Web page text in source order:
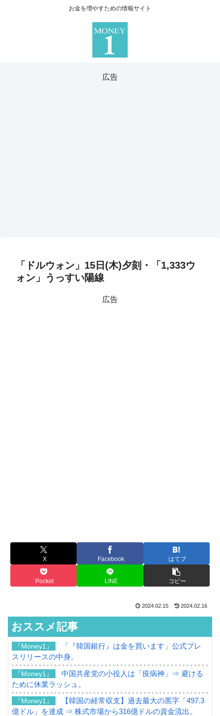
お金を増やすための情報サイト
広告
「ドルウォン」15日(木)夕刻・「1,333ウ
ォン」うっすい陽線
広告
X Facebook はてブ
Pocket LINE コピー
2024.02.15 2024.02.16
おススメ記事
『Money1』
「『韓国銀行』は金を買います」公式プレ
スリリースの中身。
『Money1』
中国共産党の小役人は「疫病神」⇒ 避ける
ために休業ラッシュ。
『Money1』
【韓国の経常収支】過去最大の黒字「497.3
億ドル」を達成 ⇒ 株式市場から316億ドルの資金流出。